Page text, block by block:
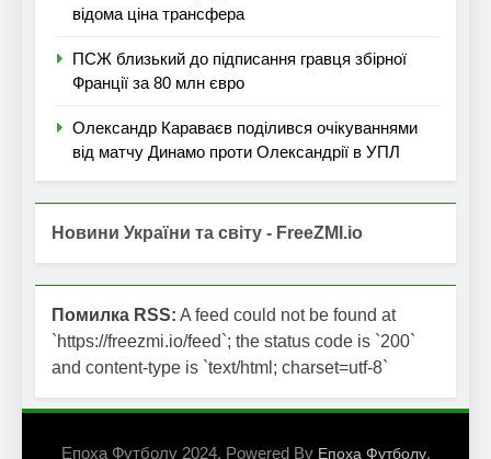
відома ціна трансфера
ПСЖ близький до підписання гравця збірної
Франції за 80 млн євро
Олександр Караваєв поділився очікуваннями
від матчу Динамо проти Олександрії в УПЛ
Новини України та світу - FreeZMI.io
Помилка RSS: A feed could not be found at
`https://freezmi.io/feed`; the status code is `200`
and content-type is `text/html; charset=utf-8`
Епоха Футболу 2024. Powered By Епоха Футболу.